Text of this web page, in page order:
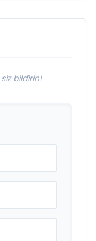
bildirin!